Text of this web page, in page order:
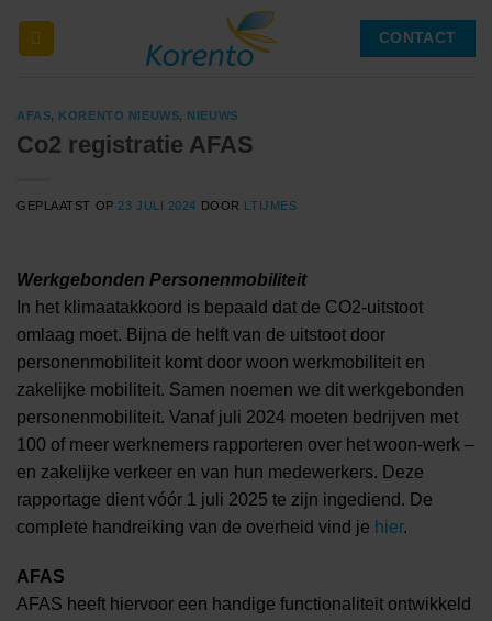
naar
CONTACT
AFAS, KORENTO NIEUWS, NIEUWS
Co2 registratie AFAS
GEPLAATST OP 23 JULI 2024 DOOR LTIJMES
Werkgebonden Personenmobiliteit
In het klimaatakkoord is bepaald dat de CO2-uitstoot
omlaag moet. Bijna de helft van de uitstoot door
personenmobiliteit komt door woon werkmobiliteit en
zakelijke mobiliteit. Samen noemen we dit werkgebonden
personenmobiliteit. Vanaf juli 2024 moeten bedrijven met
100 of meer werknemers rapporteren over het woon-werk –
en zakelijke verkeer en van hun medewerkers. Deze
rapportage dient vóór 1 juli 2025 te zijn ingediend. De
complete handreiking van de overheid vind je hier.
AFAS
AFAS heeft hiervoor een handige functionaliteit ontwikkeld